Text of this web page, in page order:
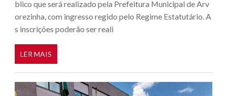
blico que será realizado pela Prefeitura Municipal de Arv
orezinha, com ingresso regido pelo Regime Estatutário. A
s inscrições poderão ser reali
LER MAIS